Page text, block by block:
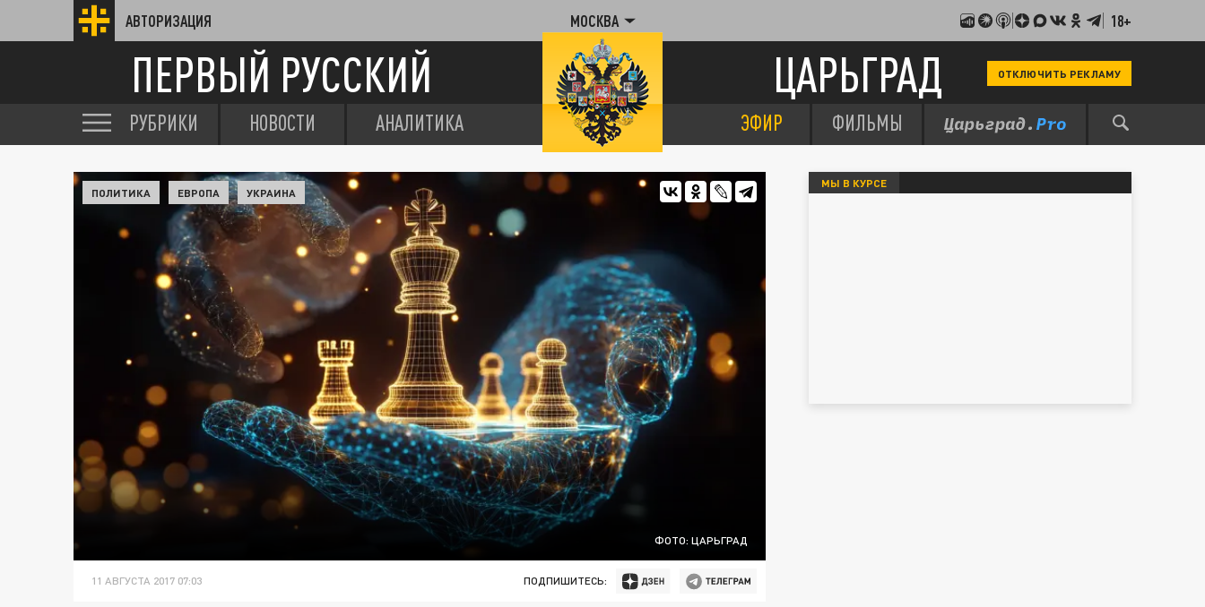
АВТОРИЗАЦИЯ МОСКВА 18+
ПЕРВЫЙ РУССКИЙ ЦАРЬГРАД ОТКЛЮЧИТЬ РЕКЛАМУ
РУБРИКИ НОВОСТИ АНАЛИТИКА ЭФИР ФИЛЬМЫ
ФОТО: ЦАРЬГРАД
ПОЛИТИКА ЕВРОПА УКРАИНА
11 АВГУСТА 2017 07:03 ПОДПИШИТЕСЬ:
МЫ В КУРСЕ